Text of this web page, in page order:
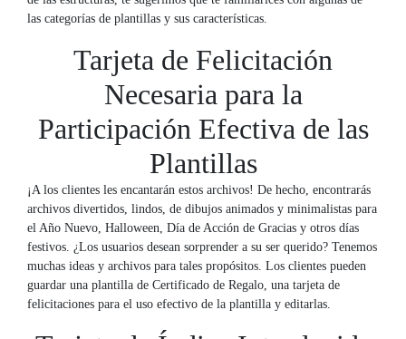
las categorías de plantillas y sus características.
Tarjeta de Felicitación
Necesaria para la
Participación Efectiva de las
Plantillas
¡A los clientes les encantarán estos archivos! De hecho, encontrarás
archivos divertidos, lindos, de dibujos animados y minimalistas para
el Año Nuevo, Halloween, Día de Acción de Gracias y otros días
festivos. ¿Los usuarios desean sorprender a su ser querido? Tenemos
muchas ideas y archivos para tales propósitos. Los clientes pueden
guardar una plantilla de Certificado de Regalo, una tarjeta de
felicitaciones para el uso efectivo de la plantilla y editarlas.